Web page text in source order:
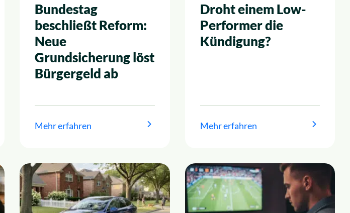
Bundestag
beschließt Reform:
Neue
Grundsicherung löst
Bürgergeld ab
Mehr erfahren
Droht einem Low-
Performer die
Kündigung?
Mehr erfahren